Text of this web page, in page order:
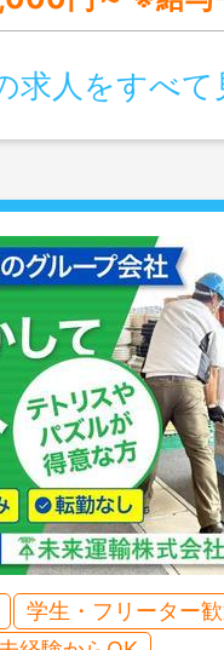
求人をすべて
学生・フリーター